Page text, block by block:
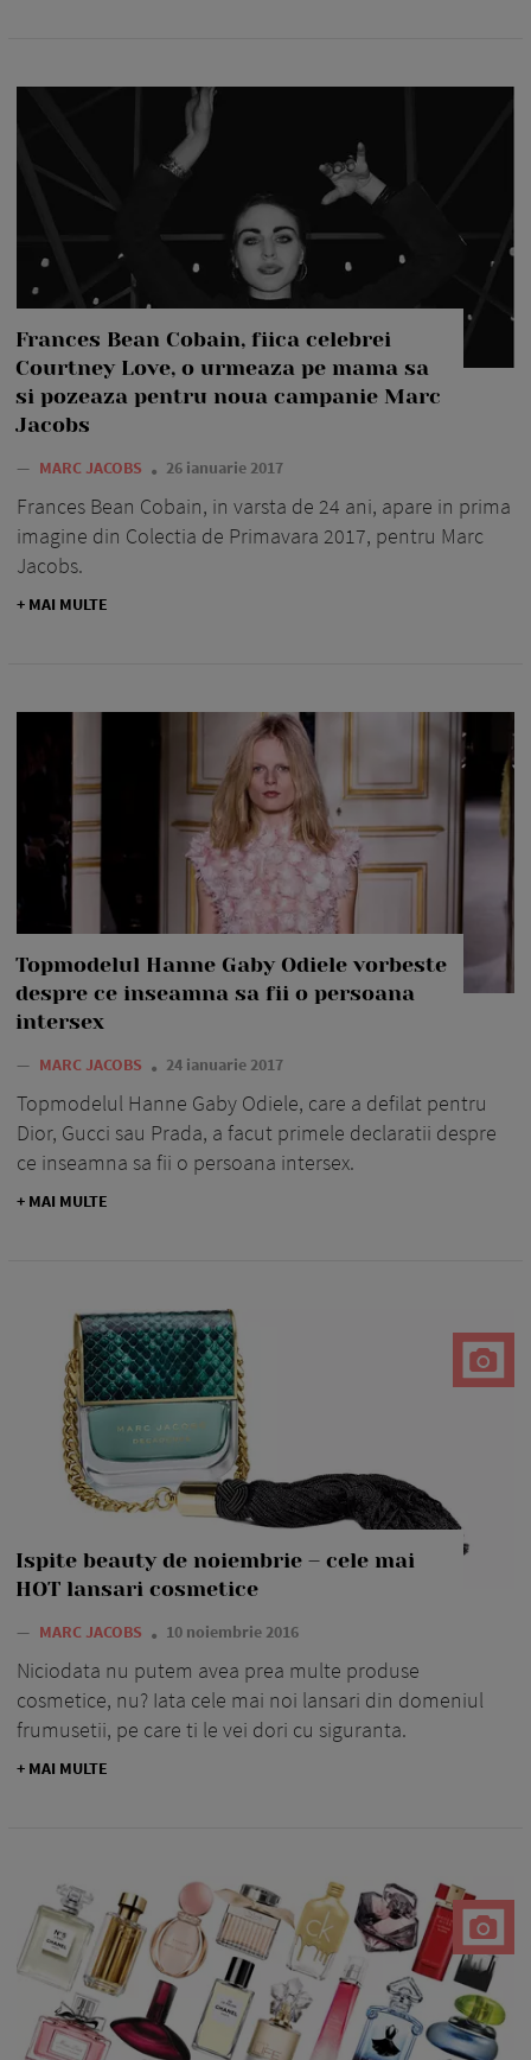
Frances Bean Cobain, fiica celebrei
Courtney Love, o urmeaza pe mama sa
si pozeaza pentru noua campanie Marc
Jacobs
— MARC JACOBS 26 ianuarie 2017
Frances Bean Cobain, in varsta de 24 ani, apare in prima
imagine din Colectia de Primavara 2017, pentru Marc
Jacobs.
+ MAI MULTE
Topmodelul Hanne Gaby Odiele vorbeste
despre ce inseamna sa fii o persoana
intersex
— MARC JACOBS 24 ianuarie 2017
Topmodelul Hanne Gaby Odiele, care a defilat pentru
Dior, Gucci sau Prada, a facut primele declaratii despre
ce inseamna sa fii o persoana intersex.
+ MAI MULTE
Ispite beauty de noiembrie – cele mai
HOT lansari cosmetice
— MARC JACOBS 10 noiembrie 2016
Niciodata nu putem avea prea multe produse
cosmetice, nu? Iata cele mai noi lansari din domeniul
frumusetii, pe care ti le vei dori cu siguranta.
+ MAI MULTE